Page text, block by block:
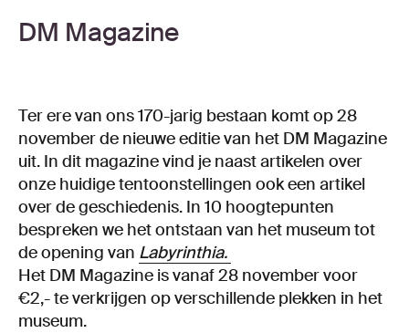
DM Magazine
Ter ere van ons 170-jarig bestaan komt op 28
november de nieuwe editie van het DM Magazine
uit. In dit magazine vind je naast artikelen over
onze huidige tentoonstellingen ook een artikel
over de geschiedenis. In 10 hoogtepunten
bespreken we het ontstaan van het museum tot
de opening van Labyrinthia.
Het DM Magazine is vanaf 28 november voor
€2,- te verkrijgen op verschillende plekken in het
museum.